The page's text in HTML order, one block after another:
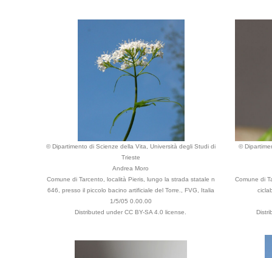
© Dipartimento di Scienze della Vita, Università degli Studi di
Trieste
Andrea Moro
Comune di Tarcento, località Pieris, lungo la strada statale n
646, presso il piccolo bacino artificiale del Torre., FVG, Italia
1/5/05 0.00.00
Distributed under CC BY-SA 4.0 license.
©
Comune di